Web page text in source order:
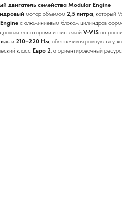
двигатель семейства Modular Engine
мотор объемом 2,5 литра , который
с алюминиевым блоком цилиндров
и системой V-VIS на
и 210–220 Нм , обеспечивая ровную тягу,
класс Евро 2 , а ориентировочный